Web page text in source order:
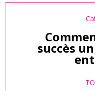
succès